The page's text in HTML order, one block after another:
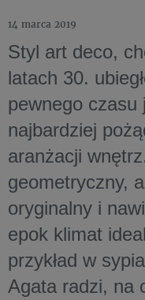
14 marca 2019
Styl art deco,
latach 30.
pewnego czasu
najbardziej
aranżacji
geometryczny,
oryginalny i
epok klimat
przykład w
Agata radzi, na